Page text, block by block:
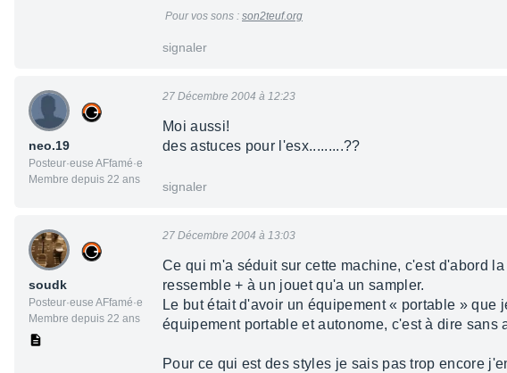
Pour vos sons : son2teuf.org
signaler
neo.19
Posteur·euse AFfamé·e
Membre depuis 22 ans
27 Décembre 2004 à 12:23
Moi aussi!
des astuces pour l'esx.........??
signaler
soudk
Posteur·euse AFfamé·e
Membre depuis 22 ans
27 Décembre 2004 à 13:03
Ce qui m'a séduit sur cette machine, c'est d'abord
ressemble + à un jouet qu'a un sampler.
Le but était d'avoir un équipement « portable »
équipement portable et autonome, c'est à dire
Pour ce qui est des styles je sais pas trop encore